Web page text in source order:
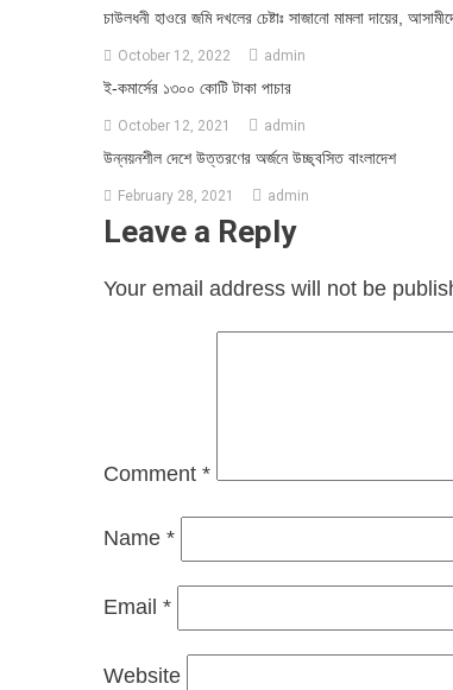
চাউলধনী হাওরে জমি দখলের চেষ্টাঃ সাজানো মামলা দায়ের,
October 12, 2022 admin
ই-কমার্সের ১৩০০ কোটি টাকা পাচার
October 12, 2021 admin
উন্নয়নশীল দেশে উত্তরণের অর্জনে উচ্ছ্বসিত বাংলাদেশ
February 28, 2021 admin
Leave a Reply
Your email address will not be
Comment *
Name *
Email *
Website